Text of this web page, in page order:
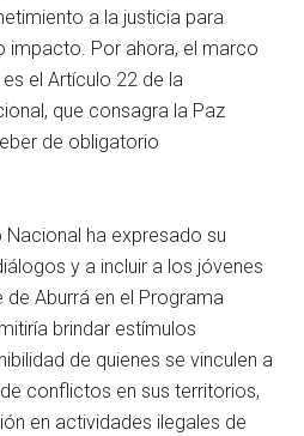
a la justicia para
impacto. Por ahora, el marco
el Artículo 22 de la
que consagra la Paz
de obligatorio
Nacional ha expresado su
y a incluir a los jóvenes
Aburrá en el Programa
brindar estímulos
de quienes se vinculen a
conflictos en sus territorios,
en actividades ilegales de